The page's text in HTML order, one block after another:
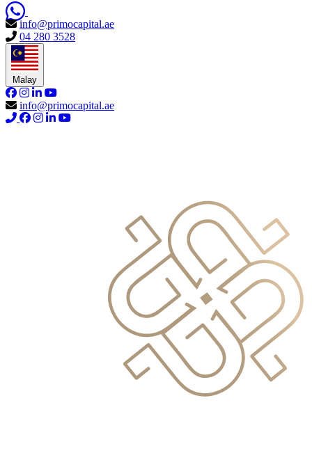
info@primocapital.ae
04 280 3528
Malay
info@primocapital.ae